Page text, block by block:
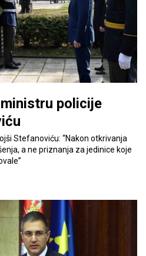
policije
Stefanoviću: “Nakon otkrivanja
a ne priznanja za jedinice koje